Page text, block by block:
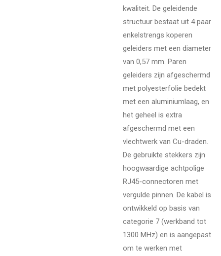
kwaliteit. De geleidende
structuur bestaat uit 4 paar
enkelstrengs koperen
geleiders met een diameter
van 0,57 mm. Paren
geleiders zijn afgeschermd
met polyesterfolie bedekt
met een aluminiumlaag, en
het geheel is extra
afgeschermd met een
vlechtwerk van Cu-draden.
De gebruikte stekkers zijn
hoogwaardige achtpolige
RJ45-connectoren met
vergulde pinnen. De kabel is
ontwikkeld op basis van
categorie 7 (werkband tot
1300 MHz) en is aangepast
om te werken met